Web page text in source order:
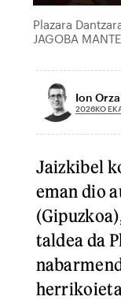
Plazara
JAGOBA
Ion
2026KO
Jaizkibel
eman dio
taldea da